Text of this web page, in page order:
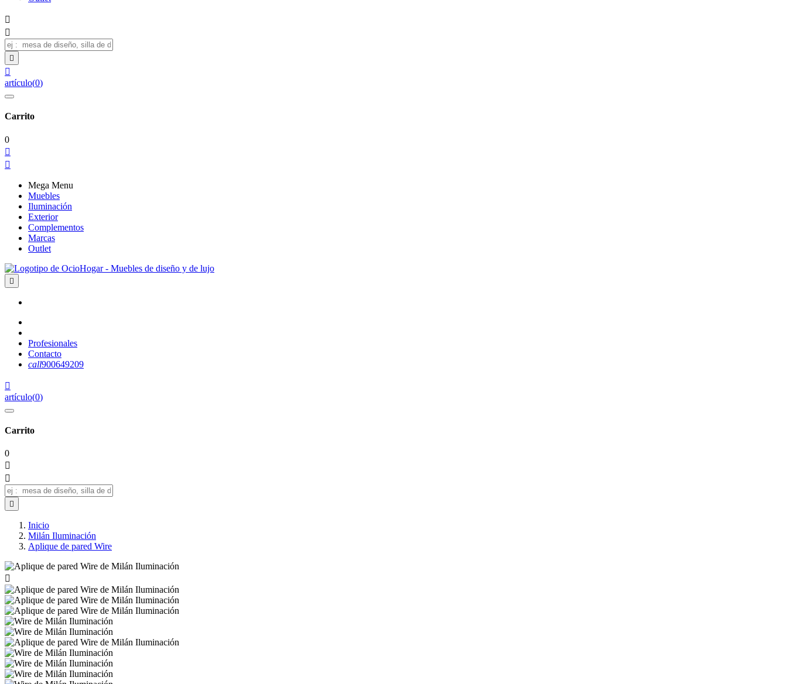




artículo(0)
Carrito
0


Mega Menu
Muebles
Iluminación
Exterior
Complementos
Marcas
Outlet

Profesionales
Contacto
call900649209

artículo(0)
Carrito
0



Inicio
Milán Iluminación
Aplique de pared Wire
